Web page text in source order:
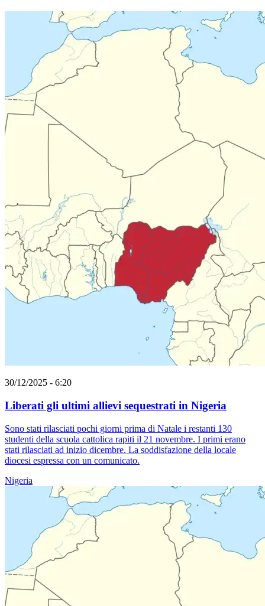
30/12/2025 - 6:20
Liberati gli ultimi allievi sequestrati in Nigeria
Sono stati rilasciati pochi giorni prima di Natale i restanti 130
studenti della scuola cattolica rapiti il 21 novembre. I primi erano
stati rilasciati ad inizio dicembre. La soddisfazione della locale
diocesi espressa con un comunicato.
Nigeria